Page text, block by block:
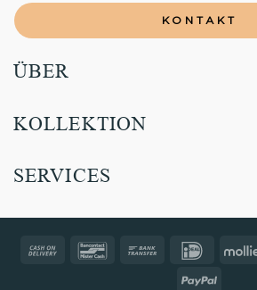
KONTAKT
ÜBER
KOLLEKTION
SERVICES
Cash
Bancontact Bank
IDeal
PayPal